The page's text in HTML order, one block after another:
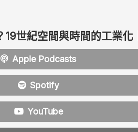
世紀空間與時間的工業化｜
Apple Podcasts
Spotify
YouTube